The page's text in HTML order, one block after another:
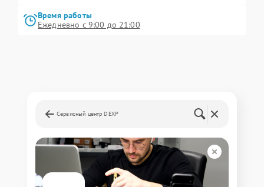
Время работы
Ежедневно с 9:00 до 21:00
Сервисный центр DEXP